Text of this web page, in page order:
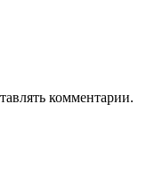
комментарии.